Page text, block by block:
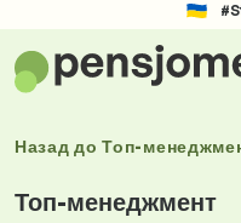
Назад доТоп-
Топ-менеджмент